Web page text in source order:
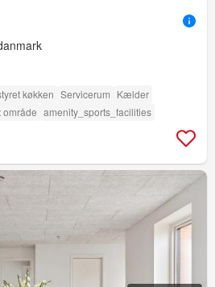
køkken Servicerum Kælder
område amenity_sports_facilities